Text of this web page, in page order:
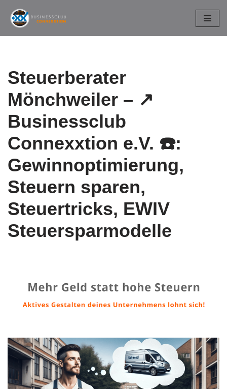
Zum
Steuerberater
Mönchweiler – ↗️
Businessclub
Connexxtion e.V. ☎️:
Gewinnoptimierung,
Steuern sparen,
Steuertricks, EWIV
Steuersparmodelle